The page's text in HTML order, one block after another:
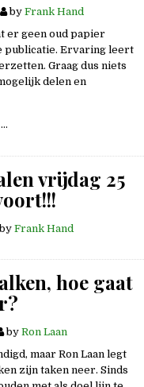
by Frank Hand
er geen oud papier
publicatie. Ervaring leert
Graag dus niets
delen en
VRIJDAG
AUGUSTUS!!
ZEGT
T
VOORT
vrijdag 25
Frank Hand
hoe gaat
by Ron Laan
maar Ron Laan legt
zijn taken neer. Sinds